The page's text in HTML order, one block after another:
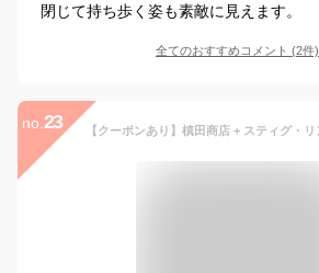
閉じて持ち歩く姿も素敵に見えます。
全てのおすすめコメント (2件)
no. 23